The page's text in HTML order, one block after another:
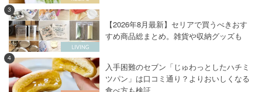
3
【2026年8月最新】セリアで買うべきおす
すめ商品総まとめ。雑貨や収納グッズも
4
入手困難のセブン「じゅわっとしたハチミ
ツパン」は口コミ通り？よりおいしくなる